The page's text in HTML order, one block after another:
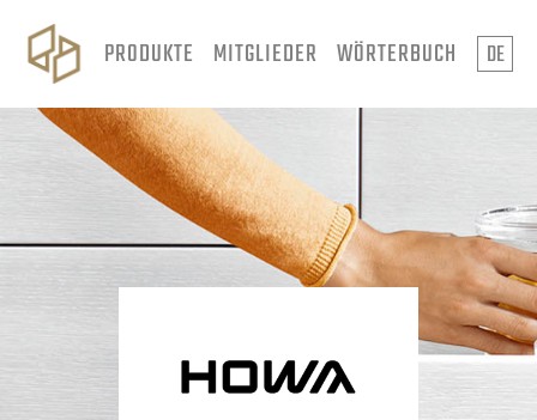
PRODUKTE MITGLIEDER WÖRTERBUCH DE